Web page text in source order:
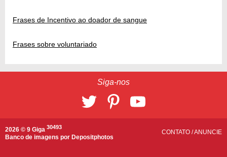
Frases de Incentivo ao doador de sangue
Frases sobre voluntariado
Siga-nos
2026 © 9 Giga 30493
Banco de imagens por Depositphotos
CONTATO /ANUNCIE